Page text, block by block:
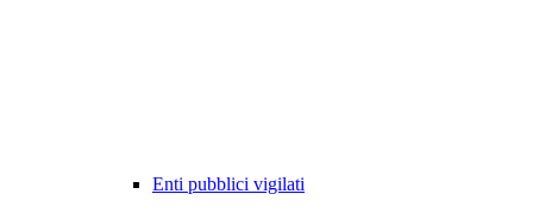
Enti pubblici vigilati